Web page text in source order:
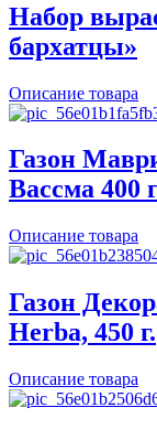
Набор
бархатцы»
Описание товара
Газон
Вассма 400
Описание товара
Газон
Herba, 450 г.
Описание товара